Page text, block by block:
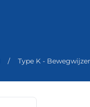
/ Type K -